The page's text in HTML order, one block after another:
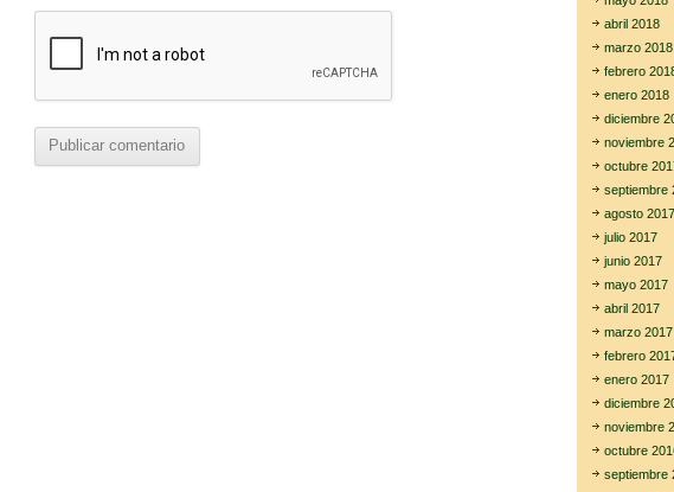
abril 2018
marzo 2018
febrero
enero 2018
diciembre
noviembre
octubre
septiembre
agosto 2017
julio 2017
junio 2017
mayo 2017
abril 2017
marzo 2017
febrero
enero 2017
diciembre
noviembre
octubre
septiembre